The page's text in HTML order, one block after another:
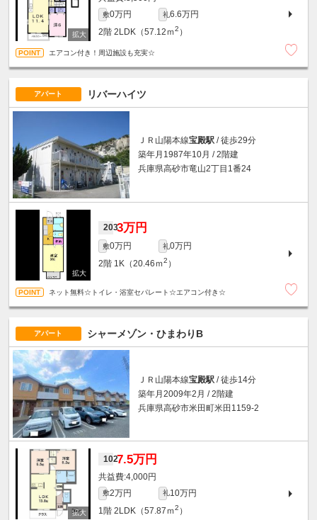
敷0万円 礼6.6万円
2階 2LDK（57.12ｍ2 ）
エアコン付き！周辺施設も充実☆
アパート リバーハイツ
ＪＲ山陽本線宝殿駅 / 徒歩29分
築年月1987年10月 / 2階建
兵庫県高砂市竜山2丁目1番24
2033万円
敷0万円 礼0万円
2階 1K（20.46ｍ2 ）
ネット無料☆トイレ・浴室セパレート☆エアコン付き☆
アパート シャーメゾン・ひまわりB
ＪＲ山陽本線宝殿駅 / 徒歩14分
築年月2009年2月 / 2階建
兵庫県高砂市米田町米田1159-2
1027.5万円
4,000円
敷2万円 礼10万円
1階 2LDK（57.87ｍ2 ）